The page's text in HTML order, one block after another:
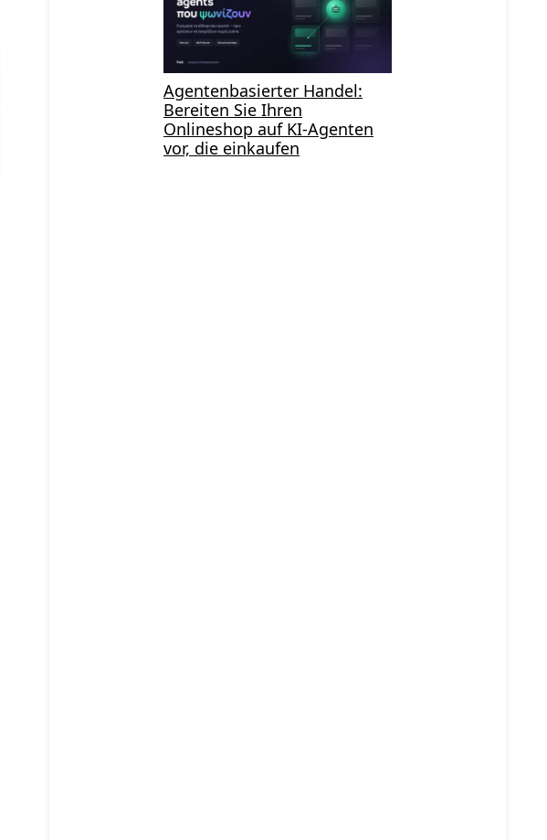
Agentenbasierter Handel:
Bereiten Sie Ihren
Onlineshop auf KI-Agenten
vor, die einkaufen